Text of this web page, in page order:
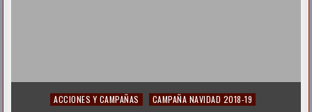
P
ACCIONES Y CAMPAÑAS CAMPAÑA NAVIDAD 2018-19